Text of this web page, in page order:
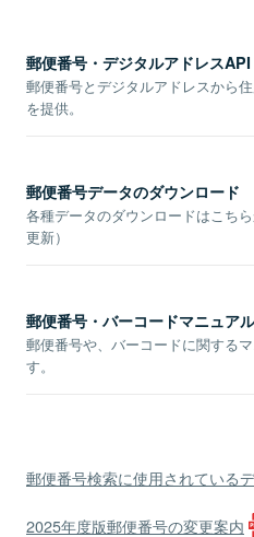
郵便番号・デジタルアドレスAPI
郵便番号とデジタルアドレスから
を提供。
郵便番号データのダウンロード
各種データのダウンロードはこち
更新）
郵便番号・バーコードマニュアル
郵便番号や、バーコードに関する
す。
郵便番号検索に使用されている
2025年度版郵便番号の変更案内